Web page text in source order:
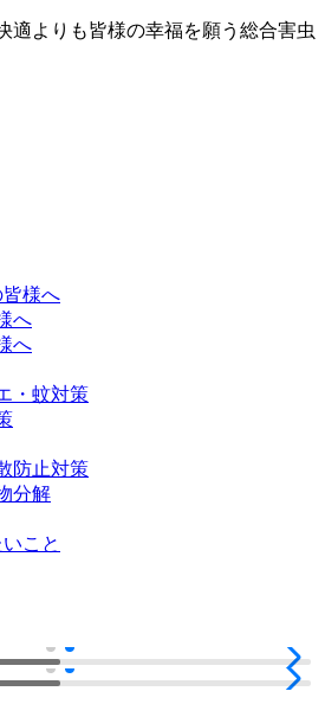
適よりも皆様の幸福を願う総合害虫
様へ
へ
へ
・蚊対策
防止対策
分解
こと